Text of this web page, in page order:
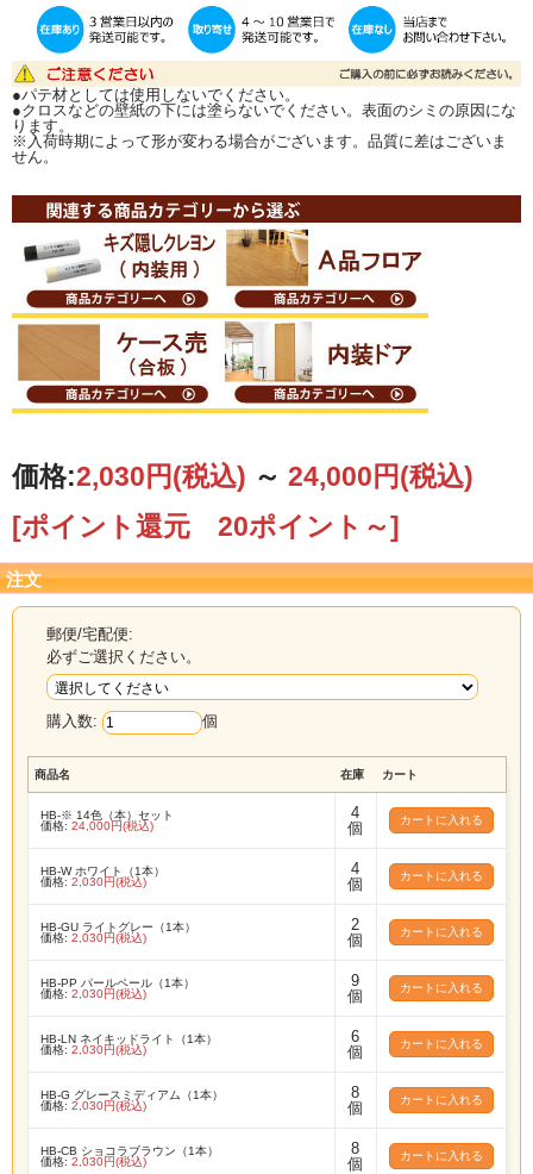
●パテ材としては使用しないでください。
●クロスなどの壁紙の下には塗らないでください。表面のシミの原因にな
ります。
※入荷時期によって形が変わる場合がございます。品質に差はございま
せん。
価格:2,030円(税込) ～ 24,000円(税込)
[ポイント還元 20ポイント～]
注文
郵便/宅配便:
必ずご選択ください。
購入数: 個
商品名 在庫 カート
HB-※ 14色（本）セット
価格: 24,000円(税込)
4
個
HB-W ホワイト（1本）
価格: 2,030円(税込)
4
個
HB-GU ライトグレー（1本）
価格: 2,030円(税込)
2
個
HB-PP パールペール（1本）
価格: 2,030円(税込)
9
個
HB-LN ネイキッドライト（1本）
価格: 2,030円(税込)
6
個
HB-G グレースミディアム（1本）
価格: 2,030円(税込)
8
個
HB-CB ショコラブラウン（1本）
価格: 2,030円(税込)
8
個